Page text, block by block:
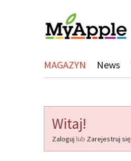
MAGAZYN News
Witaj!
Zaloguj lub Zarejestruj się